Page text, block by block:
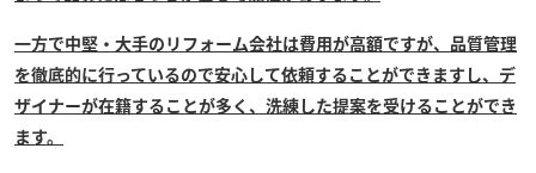
一方で中堅・大手のリフォーム会社は費用が高額ですが、品質管理
を徹底的に行っているので安心して依頼することができますし、デ
ザイナーが在籍することが多く、洗練した提案を受けることができ
ます。